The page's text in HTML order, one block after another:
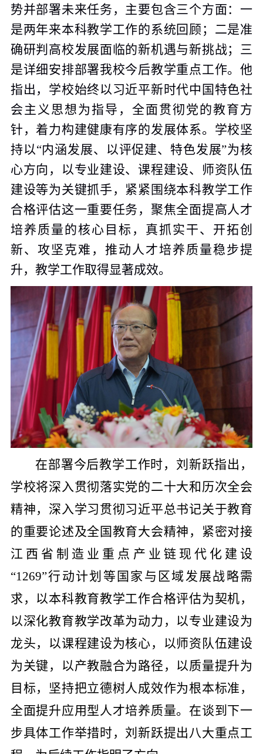
势并部署未来任务，主要包含三个方面：一
是两年来本科教学工作的系统回顾；二是准
确研判高校发展面临的新机遇与新挑战；三
是详细安排部署我校今后教学重点工作。他
指出，学校始终以习近平新时代中国特色社
会主义思想为指导，全面贯彻党的教育方
针，着力构建健康有序的发展体系。学校坚
持以“内涵发展、以评促建、特色发展”为核
心方向，以专业建设、课程建设、师资队伍
建设等为关键抓手，紧紧围绕本科教学工作
合格评估这一重要任务，聚焦全面提高人才
培养质量的核心目标，真抓实干、开拓创
新、攻坚克难，推动人才培养质量稳步提
升，教学工作取得显著成效。
在部署今后教学工作时，刘新跃指出，
学校将深入贯彻落实党的二十大和历次全会
精神，深入学习贯彻习近平总书记关于教育
的重要论述及全国教育大会精神，紧密对接
江西省制造业重点产业链现代化建设
“1269”行动计划等国家与区域发展战略需
求，以本科教育教学工作合格评估为契机，
以深化教育教学改革为动力，以专业建设为
龙头，以课程建设为核心，以师资队伍建设
为关键，以产教融合为路径，以质量提升为
目标，坚持把立德树人成效作为根本标准，
全面提升应用型人才培养质量。在谈到下一
步具体工作举措时，刘新跃提出八大重点工